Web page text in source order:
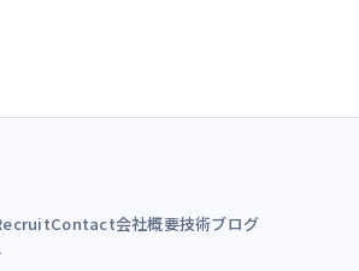
Contact会社概要技術ブログ